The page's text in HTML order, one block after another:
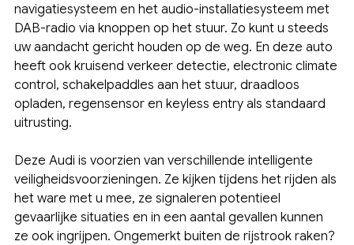
navigatiesysteem en het audio-installatiesysteem met
DAB-radio via knoppen op het stuur. Zo kunt u steeds
uw aandacht gericht houden op de weg. En deze auto
heeft ook kruisend verkeer detectie, electronic climate
control, schakelpaddles aan het stuur, draadloos
opladen, regensensor en keyless entry als standaard
uitrusting.
Deze Audi is voorzien van verschillende intelligente
veiligheidsvoorzieningen. Ze kijken tijdens het rijden als
het ware met u mee, ze signaleren potentieel
gevaarlijke situaties en in een aantal gevallen kunnen
ze ook ingrijpen. Ongemerkt buiten de rijstrook raken?